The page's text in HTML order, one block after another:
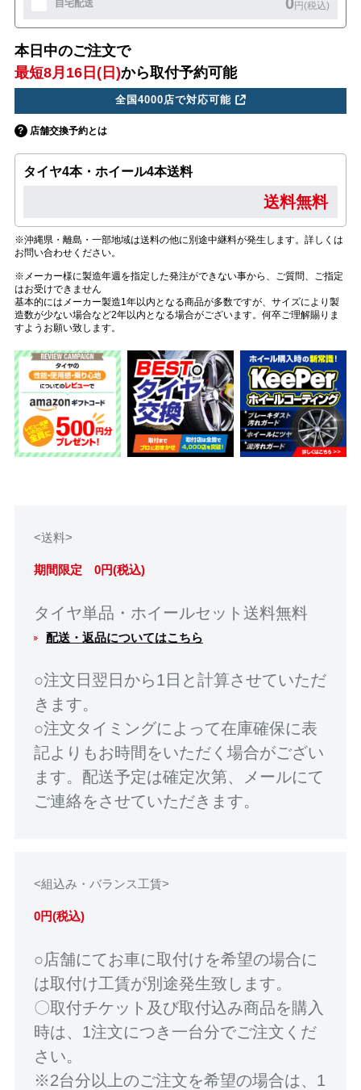
自宅配送 円(税込)
本日中のご注文で
最短8月16日(日)から取付予約可能
全国4000店で対応可能
店舗交換予約とは
タイヤ4本・ホイール4本送料
送料無料
※沖縄県・離島・一部地域は送料の他に別途中継料が発生します。詳しくは
お問い合わせください。
※メーカー様に製造年週を指定した発注ができない事から、ご質問、ご指定
はお受けできません
基本的にはメーカー製造1年以内となる商品が多数ですが、サイズにより製
造数が少ない場合など2年以内となる場合がございます。何卒ご理解賜りま
すようお願い致します。
<送料>
期間限定 0円(税込)
タイヤ単品・ホイールセット送料無料
配送・返品についてはこちら
○注文日翌日から1日と計算させていただ
きます。
○注文タイミングによって在庫確保に表
記よりもお時間をいただく場合がござい
ます。配送予定は確定次第、メールにて
ご連絡をさせていただきます。
<組込み・バランス工賃>
0円(税込)
○店舗にてお車に取付けを希望の場合に
は取付け工賃が別途発生致します。
〇取付チケット及び取付込み商品を購入
時は、1注文につき一台分でご注文くだ
さい。
※2台分以上のご注文を希望の場合は、1